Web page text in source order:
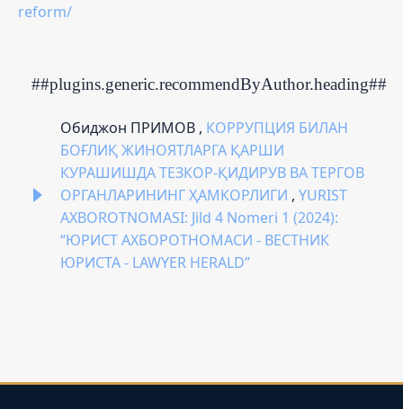
reform/
##plugins.generic.recommendByAuthor.heading##
Обиджон ПРИМОВ , КОРРУПЦИЯ БИЛАН
БОҒЛИҚ ЖИНОЯТЛАРГА ҚАРШИ
КУРАШИШДА ТЕЗКОР-ҚИДИРУВ ВА ТЕРГОВ
ОРГАНЛАРИНИНГ ҲАМКОРЛИГИ , YURIST
AXBOROTNOMASI: Jild 4 Nomeri 1 (2024):
“ЮРИСТ АХБОРОТНОМАСИ - ВЕСТНИК
ЮРИСТА - LAWYER HERALD”